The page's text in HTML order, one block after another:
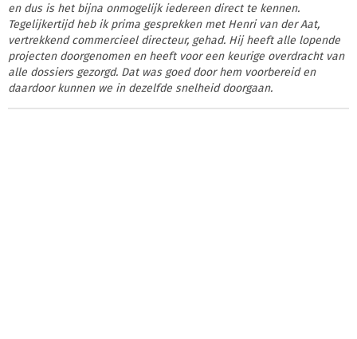
en dus is het bijna onmogelijk iedereen direct te kennen.
Tegelijkertijd heb ik prima gesprekken met Henri van der Aat,
vertrekkend commercieel directeur, gehad. Hij heeft alle lopende
projecten doorgenomen en heeft voor een keurige overdracht van
alle dossiers gezorgd. Dat was goed door hem voorbereid en
daardoor kunnen we in dezelfde snelheid doorgaan.